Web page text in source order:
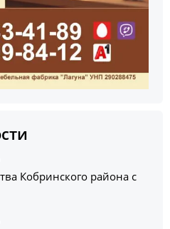
Кобринского района с